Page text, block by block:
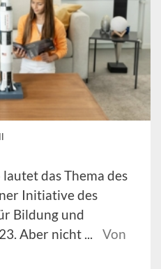
lautet das Thema des
Initiative des
Bildung und
Aber nicht ...
Von